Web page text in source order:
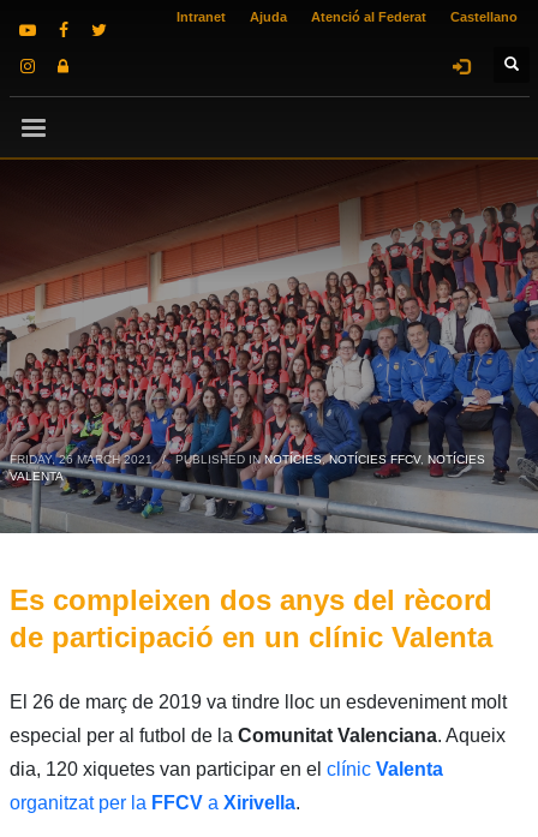
Intranet Ajuda Atenció al Federat Castellano
FRIDAY, 26 MARCH 2021 / PUBLISHED INNOTÍCIES,NOTÍCIES FFCV, NOTÍCIES
VALENTA
Es compleixen dos anys del rècord
de participació en un clínic Valenta
El 26 de març de 2019 va tindre lloc un esdeveniment molt
especial per al futbol de la Comunitat Valenciana. Aqueix
dia, 120 xiquetes van participar en el clínic Valenta
organitzat per la FFCV a Xirivella.